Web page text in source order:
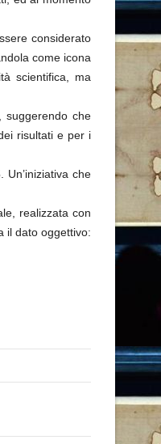
considerato
come icona
scientifica, ma
suggerendo che
risultati e per i
che
realizzata con
il dato oggettivo: